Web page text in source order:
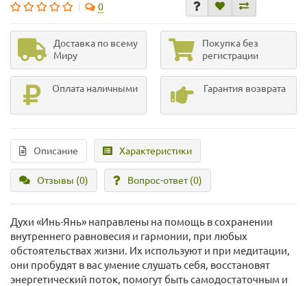
0
Доставка по всему
Миру
Покупка без
регистрации
Оплата наличными Гарантия возврата
Описание Характеристики
Отзывы (0) Вопрос-ответ(0)
Духи «Инь-Янь» направлены на помощь в сохранении
внутреннего равновесия и гармонии, при любых
обстоятельствах жизни. Их используют и при медитации,
они пробудят в вас умение слушать себя, восстановят
энергетический поток, помогут быть самодостаточным и